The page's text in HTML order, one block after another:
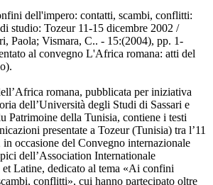
dell'impero: contatti, scambi, conflitti:
studio: Tozeur 11-15 dicembre 2002 /
Paola; Vismara, C.. - 15:(2004), pp. 1-
al convegno L'Africa romana: atti del
romana, pubblicata per iniziativa
dell’Università degli Studi di Sassari e
Patrimoine della Tunisia, contiene i testi
presentate a Tozeur (Tunisia) tra l’11
occasione del Convegno internazionale
dell’Association Internationale
et Latine, dedicato al tema «Ai confini
conflitti», cui hanno partecipato oltre